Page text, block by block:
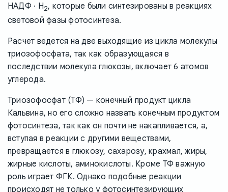
НАДФ · H2, которые были синтезированы в реакциях
световой фазы фотосинтеза.
Расчет ведется на две выходящие из цикла молекулы
триозофосфата, так как образующаяся в
последствии молекула глюкозы, включает 6 атомов
углерода.
Триозофосфат (ТФ) — конечный продукт цикла
Кальвина, но его сложно назвать конечным продуктом
фотосинтеза, так как он почти не накапливается, а,
вступая в реакции с другими веществами,
превращается в глюкозу, сахарозу, крахмал, жиры,
жирные кислоты, аминокислоты. Кроме ТФ важную
роль играет ФГК. Однако подобные реакции
происходят не только у фотосинтезирующих